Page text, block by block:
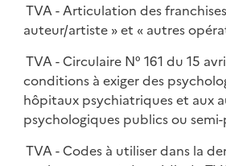
TVA - Articulation des
auteur/artiste » et « autres
TVA - Circulaire N° 161 du 15
conditions à exiger des
hôpitaux psychiatriques et aux
psychologiques publics ou
TVA - Codes à utiliser dans la